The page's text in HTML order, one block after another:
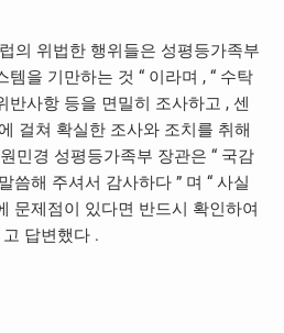
의 위법한 행위들은 성평등가족부
템을 기만하는 것 “이라며 , “수탁
반사항 등을 면밀히 조사하고 , 센
걸쳐 확실한 조사와 조치를 취해
민경 성평등가족부 장관은 “국감
씀해 주셔서 감사하다 ”며 “사실
문제점이 있다면 반드시 확인하여
답변했다 .